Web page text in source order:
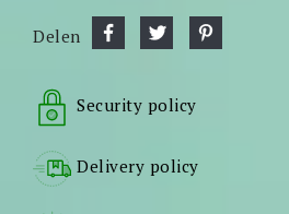
Delen
Security policy
Delivery policy